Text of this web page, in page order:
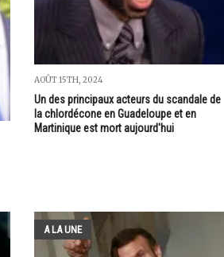
AOÛT 15TH, 2024
Un des principaux acteurs du scandale de
la chlordécone en Guadeloupe et en
Martinique est mort aujourd'hui
A LA UNE